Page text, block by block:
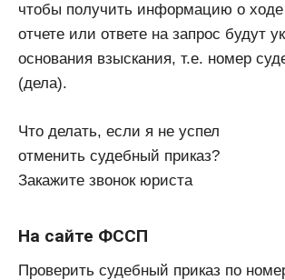
чтобы получить информацию о
отчете или ответе на запрос будут
основания взыскания, т.е. номер
(дела).
Что делать, если я не успел
отменить судебный приказ?
Закажите звонок юриста
На сайте ФССП
Проверить судебный приказ по